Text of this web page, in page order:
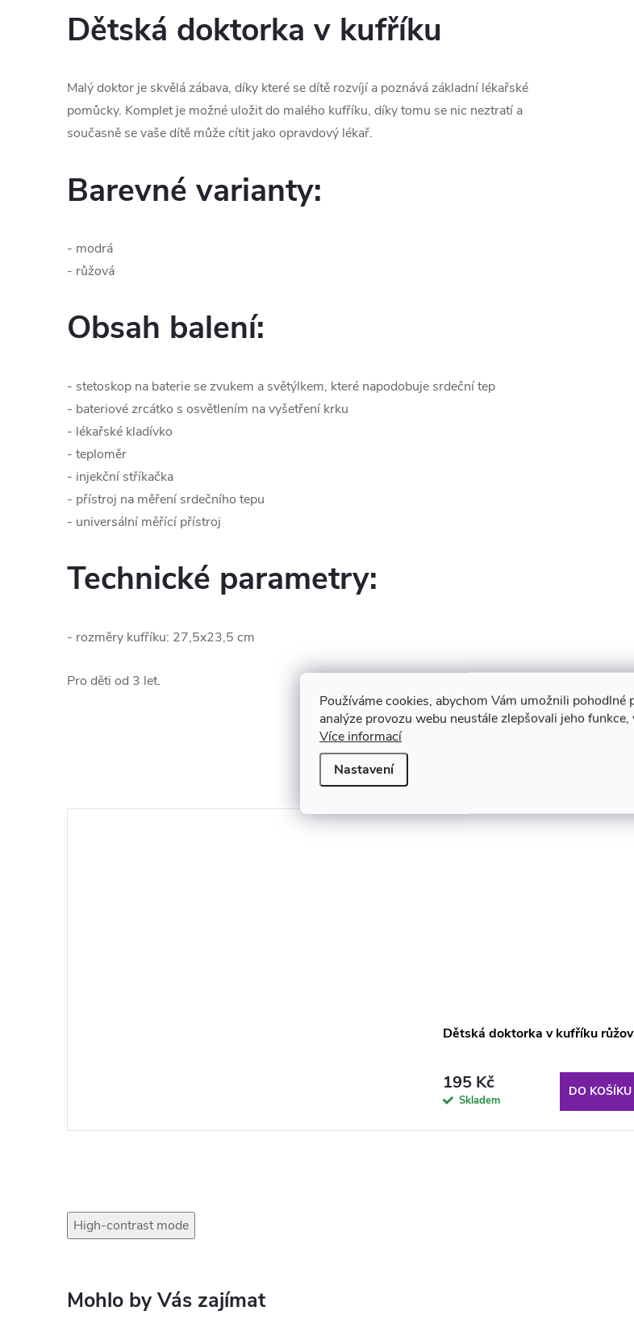
Používáme cookies, abychom Vám umožnili pohodlné
analýze provozu webu neustále zlepšovali jeho
Více informací
Nastavení
Dětská doktorka v kufříku
Malý doktor je skvělá zábava, díky které se dítě rozvíjí a poznává základní lékařské
pomůcky. Komplet je možné uložit do malého kufříku, díky tomu se nic neztratí a
současně se vaše dítě může cítit jako opravdový lékař.
Barevné varianty:
- modrá
- růžová
Obsah balení:
- stetoskop na baterie se zvukem a světýlkem, které napodobuje srdeční tep
- bateriové zrcátko s osvětlením na vyšetření krku
- lékařské kladívko
- teploměr
- injekční stříkačka
- přístroj na měření srdečního tepu
- universální měřící přístroj
Technické parametry:
- rozměry kufříku: 27,5x23,5 cm
Pro děti od 3 let.
Dětská doktorka v kufříku
195 Kč
Skladem
DO KOŠÍKU
High-contrast mode